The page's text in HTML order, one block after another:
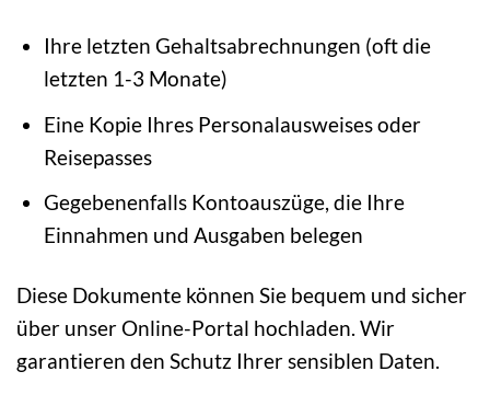
Ihre letzten Gehaltsabrechnungen (oft die
letzten 1-3 Monate)
Eine Kopie Ihres Personalausweises oder
Reisepasses
Gegebenenfalls Kontoauszüge, die Ihre
Einnahmen und Ausgaben belegen
Diese Dokumente können Sie bequem und sicher
über unser Online-Portal hochladen. Wir
garantieren den Schutz Ihrer sensiblen Daten.